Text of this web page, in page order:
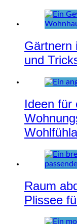
Gärtnern
und
Ideen für
Raum
Plissee